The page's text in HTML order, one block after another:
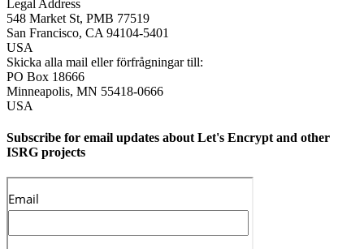
Legal Address
548 Market St, PMB 77519
San Francisco, CA 94104-5401
USA
Skicka alla mail eller förfrågningar till:
PO Box 18666
Minneapolis, MN 55418-0666
USA
Subscribe for email updates about Let's Encrypt and other
ISRG projects